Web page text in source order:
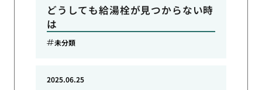
どうしても給湯栓が見つからない時
は
未分類
2025.06.25